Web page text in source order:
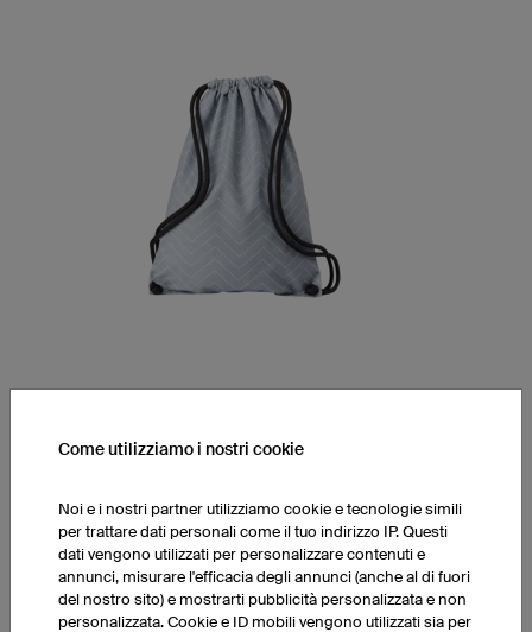
Stampa all-over inclusa nel prezzo
1 pezzo: CHF 19.50 per pezzo
10 pezzi: CHF 16.00 per pezzo
50 pezzi: CHF 14.50 per pezzo
Come utilizziamo i nostri cookie
Noi e i nostri partner utilizziamo cookie e tecnologie simili
per trattare dati personali come il tuo indirizzo IP. Questi
dati vengono utilizzati per personalizzare contenuti e
annunci, misurare l'efficacia degli annunci (anche al di fuori
del nostro sito) e mostrarti pubblicità personalizzata e non
personalizzata. Cookie e ID mobili vengono utilizzati sia per